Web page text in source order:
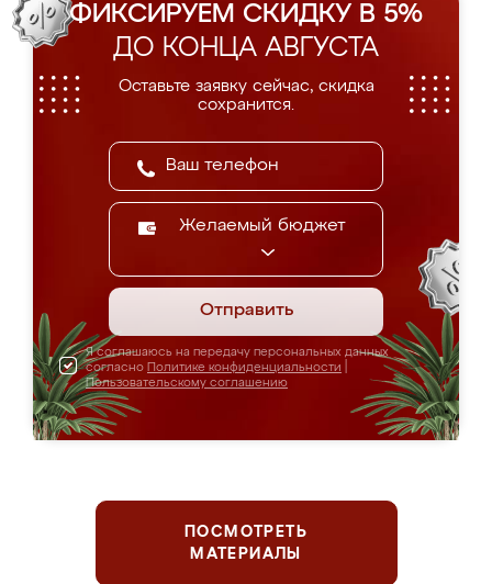
ФИКСИРУЕМ СКИДКУ В 5%
ДО КОНЦА АВГУСТА
Оставьте заявку сейчас, скидка
сохранится.
Желаемый бюджет
Отправить
Я соглашаюсь на передачу персональных данных
согласно Политике конфиденциальности
Пользовательскому соглашению
ПОСМОТРЕТЬ
МАТЕРИАЛЫ